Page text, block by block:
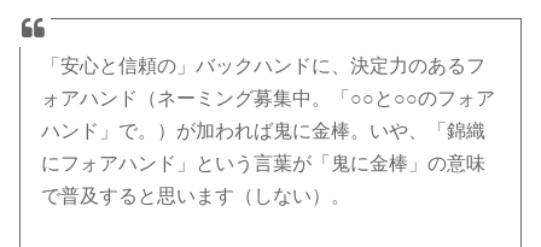
「安心と信頼の」バックハンドに、決定力のあるフ
ォアハンド（ネーミング募集中。「○○と○○のフォア
ハンド」で。）が加われば鬼に金棒。いや、「錦織
にフォアハンド」という言葉が「鬼に金棒」の意味
で普及すると思います（しない）。